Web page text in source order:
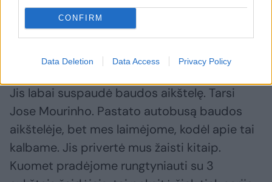
CONFIRM
Data Deletion Data Access Privacy Policy
– Tikrai labai geras treneris. Tikiu, kad turės
labai solidžią karjerą. Abu treneriai buvo
pasiryžę eiti už žaidėjų ir stumti juos į priekį.
Jis labai suspaudė baudos aikštelę. Tarsi
Jose Mourinho. Pastato autobusą baudos
aikštelėje, bet mes laimėjome, kodėl apie tai
kalbame. Jis privertė mus žaisti kitaip.
Kuomet pradėjome rungtyniauti su 3